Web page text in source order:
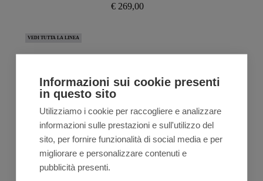
€ 269,00
VEDI TUTTA LA LINEA
Informazioni sui cookie presenti
in questo sito
Utilizziamo i cookie per raccogliere e analizzare
informazioni sulle prestazioni e sull'utilizzo del
sito, per fornire funzionalità di social media e per
migliorare e personalizzare contenuti e
pubblicità presenti.